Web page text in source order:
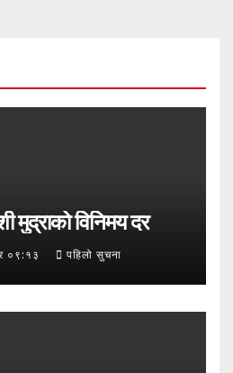
विनिमय दर
०९:१३ पहिलो सुचना